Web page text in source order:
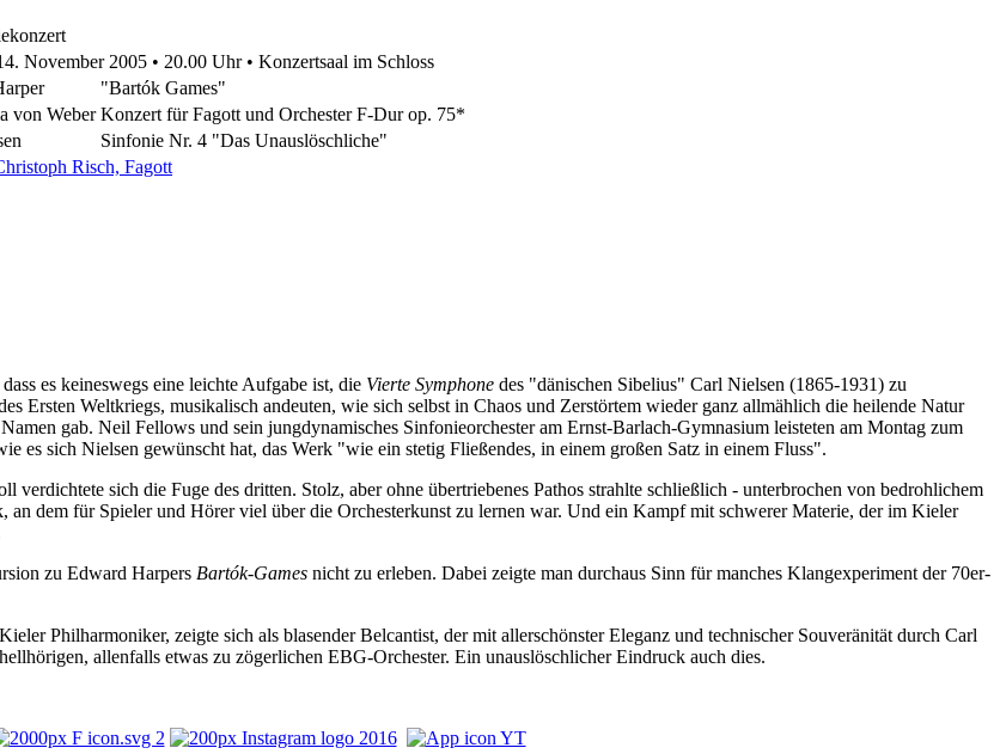
November 2005 • 20.00 Uhr • Konzertsaal im Schloss
"Bartók Games"
von Weber Konzert für Fagott und Orchester F-Dur op. 75*
Sinfonie Nr. 4 "Das Unauslöschliche"
Risch, Fagott
es keineswegs eine leichte Aufgabe ist, die Vierte Symphone des "dänischen Sibelius" Carl Nielsen (1865-1931) zu
Ersten Weltkriegs, musikalisch andeuten, wie sich selbst in Chaos und Zerstörtem wieder ganz allmählich die heilende Natur
gab. Neil Fellows und sein jungdynamisches Sinfonieorchester am Ernst-Barlach-Gymnasium leisteten am Montag zum
es sich Nielsen gewünscht hat, das Werk "wie ein stetig Fließendes, in einem großen Satz in einem Fluss".
verdichtete sich die Fuge des dritten. Stolz, aber ohne übertriebenes Pathos strahlte schließlich - unterbrochen von bedrohlichem
dem für Spieler und Hörer viel über die Orchesterkunst zu lernen war. Und ein Kampf mit schwerer Materie, der im Kieler
zu Edward Harpers Bartók-Games nicht zu erleben. Dabei zeigte man durchaus Sinn für manches Klangexperiment der 70er-
Philharmoniker, zeigte sich als blasender Belcantist, der mit allerschönster Eleganz und technischer Souveränität durch Carl
allenfalls etwas zu zögerlichen EBG-Orchester. Ein unauslöschlicher Eindruck auch dies.